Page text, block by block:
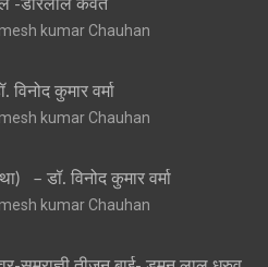
-डोरेलाल कैवर्त
kumar Chauhan
कुमार वर्मा
kumar Chauhan
– डॉ. विनोद कुमार वर्मा
kumar Chauhan